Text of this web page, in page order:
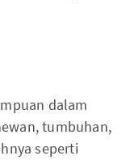
dalam
tumbuhan,
seperti